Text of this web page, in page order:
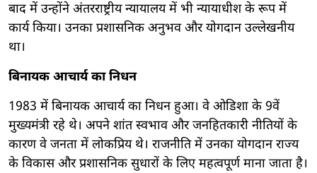
बाद में उन्होंने अंतरराष्ट्रीय न्यायालय में भी न्यायाधीश के रूप में
कार्य किया। उनका प्रशासनिक अनुभव और योगदान उल्लेखनीय
था।
बिनायक आचार्य का निधन
1983 में बिनायक आचार्य का निधन हुआ। वे ओडिशा के 9वें
मुख्यमंत्री रहे थे। अपने शांत स्वभाव और जनहितकारी नीतियों के
कारण वे जनता में लोकप्रिय थे। राजनीति में उनका योगदान राज्य
के विकास और प्रशासनिक सुधारों के लिए महत्वपूर्ण माना जाता है।